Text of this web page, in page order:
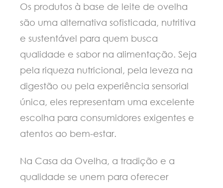
Os produtos à base de leite de ovelha
são uma alternativa sofisticada, nutritiva
e sustentável para quem busca
qualidade e sabor na alimentação. Seja
pela riqueza nutricional, pela leveza na
digestão ou pela experiência sensorial
única, eles representam uma excelente
escolha para consumidores exigentes e
atentos ao bem-estar.
Na Casa da Ovelha, a tradição e a
qualidade se unem para oferecer